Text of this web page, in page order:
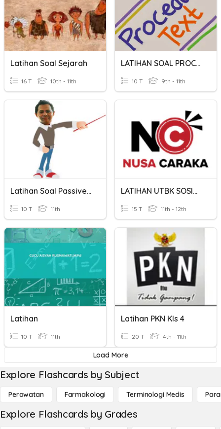
Latihan Soal Sejarah
16 T 10th - 11th
LATIHAN SOAL PROCEDURE TEXT
10 T 9th - 11th
Latihan Soal Passive Voice
10 T 11th
LATIHAN UTBK SOSIOLOGI NC
15 T 11th - 12th
Latihan
10 T 11th
Latihan PKN Kls 4
20 T 4th - 11th
Load More
Explore Flashcards by Subject
Perawatan Farmakologi Terminologi Medis
Explore Flashcards by Grades